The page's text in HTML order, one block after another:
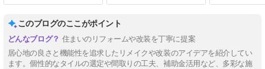
このブログのここがポイント
住まいのリフォームや改装を丁寧に提案
居心地の良さと機能性を追求したリメイクや改装のアイデアを紹介してい
ます。個性的なタイルの選定や間取りの工夫、補助金活用など、多彩な施